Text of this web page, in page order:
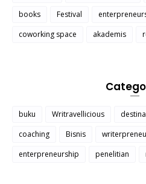
books
Festival
coworking space
akademis
buku Writravellicious
coaching
Bisnis
enterpreneurship
penelitian